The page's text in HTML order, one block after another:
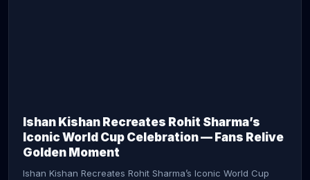
Ishan Kishan Recreates Rohit Sharma’s
Iconic World Cup Celebration — Fans Relive
Golden Moment
Ishan Kishan Recreates Rohit Sharma’s Iconic World Cup